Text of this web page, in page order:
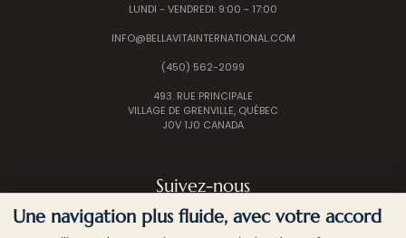
LUNDI - VENDREDI: 9:00 - 17:00
INFO@BELLAVITAINTERNATIONAL.COM
(450) 562-2099
493. RUE PRINCIPALE
VILLAGE DE GRENVILLE, QUÉBEC
J0V 1J0 CANADA
Suivez-nous
Une navigation plus fluide, avec votre accord